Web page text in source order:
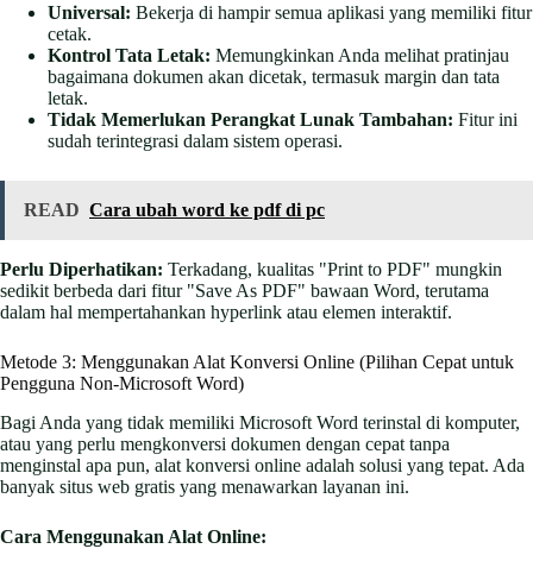
Universal: Bekerja di hampir semua aplikasi yang memiliki fitur
cetak.
Kontrol Tata Letak: Memungkinkan Anda melihat pratinjau
bagaimana dokumen akan dicetak, termasuk margin dan tata
letak.
Tidak Memerlukan Perangkat Lunak Tambahan: Fitur ini
sudah terintegrasi dalam sistem operasi.
READ Cara ubah word ke pdf di pc
Perlu Diperhatikan: Terkadang, kualitas "Print to PDF" mungkin
sedikit berbeda dari fitur "Save As PDF" bawaan Word, terutama
dalam hal mempertahankan hyperlink atau elemen interaktif.
Metode 3: Menggunakan Alat Konversi Online (Pilihan Cepat untuk
Pengguna Non-Microsoft Word)
Bagi Anda yang tidak memiliki Microsoft Word terinstal di komputer,
atau yang perlu mengkonversi dokumen dengan cepat tanpa
menginstal apa pun, alat konversi online adalah solusi yang tepat. Ada
banyak situs web gratis yang menawarkan layanan ini.
Cara Menggunakan Alat Online: